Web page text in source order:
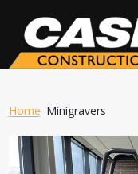
Home Minigravers